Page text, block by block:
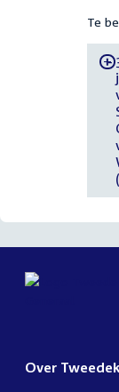
Te
-
Over